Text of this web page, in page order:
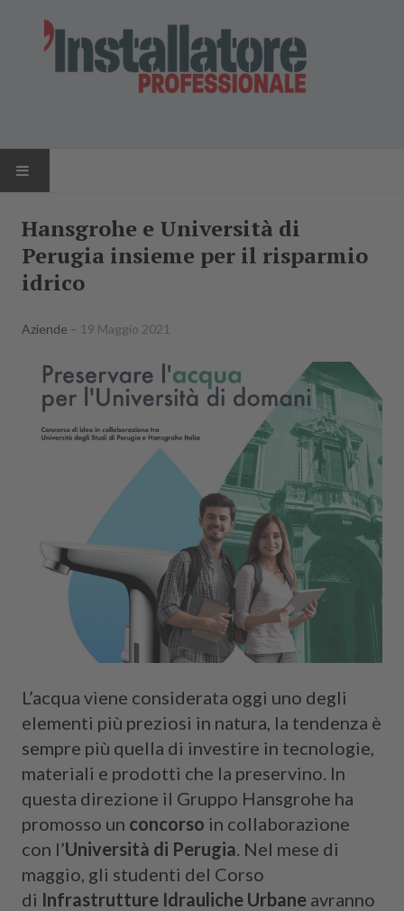
NEWS
RIVISTA
Hansgrohe e Università di
Perugia insieme per il risparmio
idrico
Aziende 19 Maggio 2021
L’acqua viene considerata oggi uno degli
elementi più preziosi in natura, la tendenza è
sempre più quella di investire in tecnologie,
materiali e prodotti che la preservino. In
questa direzione il Gruppo Hansgrohe ha
promosso un concorso in collaborazione
con l’Università di Perugia . Nel mese di
maggio, gli studenti del Corso
di Infrastrutture Idrauliche Urbane avranno